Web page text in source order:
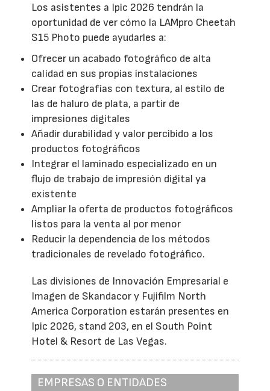
Los asistentes a Ipic 2026 tendrán la
oportunidad de ver cómo la LAMpro Cheetah
S15 Photo puede ayudarles a:
Ofrecer un acabado fotográfico de alta
calidad en sus propias instalaciones
Crear fotografías con textura, al estilo de
las de haluro de plata, a partir de
impresiones digitales
Añadir durabilidad y valor percibido a los
productos fotográficos
Integrar el laminado especializado en un
flujo de trabajo de impresión digital ya
existente
Ampliar la oferta de productos fotográficos
listos para la venta al por menor
Reducir la dependencia de los métodos
tradicionales de revelado fotográfico.
Las divisiones de Innovación Empresarial e
Imagen de Skandacor y Fujifilm North
America Corporation estarán presentes en
Ipic 2026, stand 203, en el South Point
Hotel & Resort de Las Vegas.
EMPRESAS O ENTIDADES